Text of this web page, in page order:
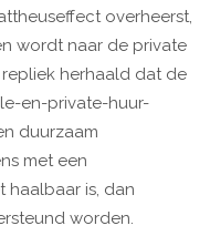
overheerst,
wordt naar de private
herhaald dat de
en-private-huur-
duurzaam
met een
haalbaar is, dan
worden.